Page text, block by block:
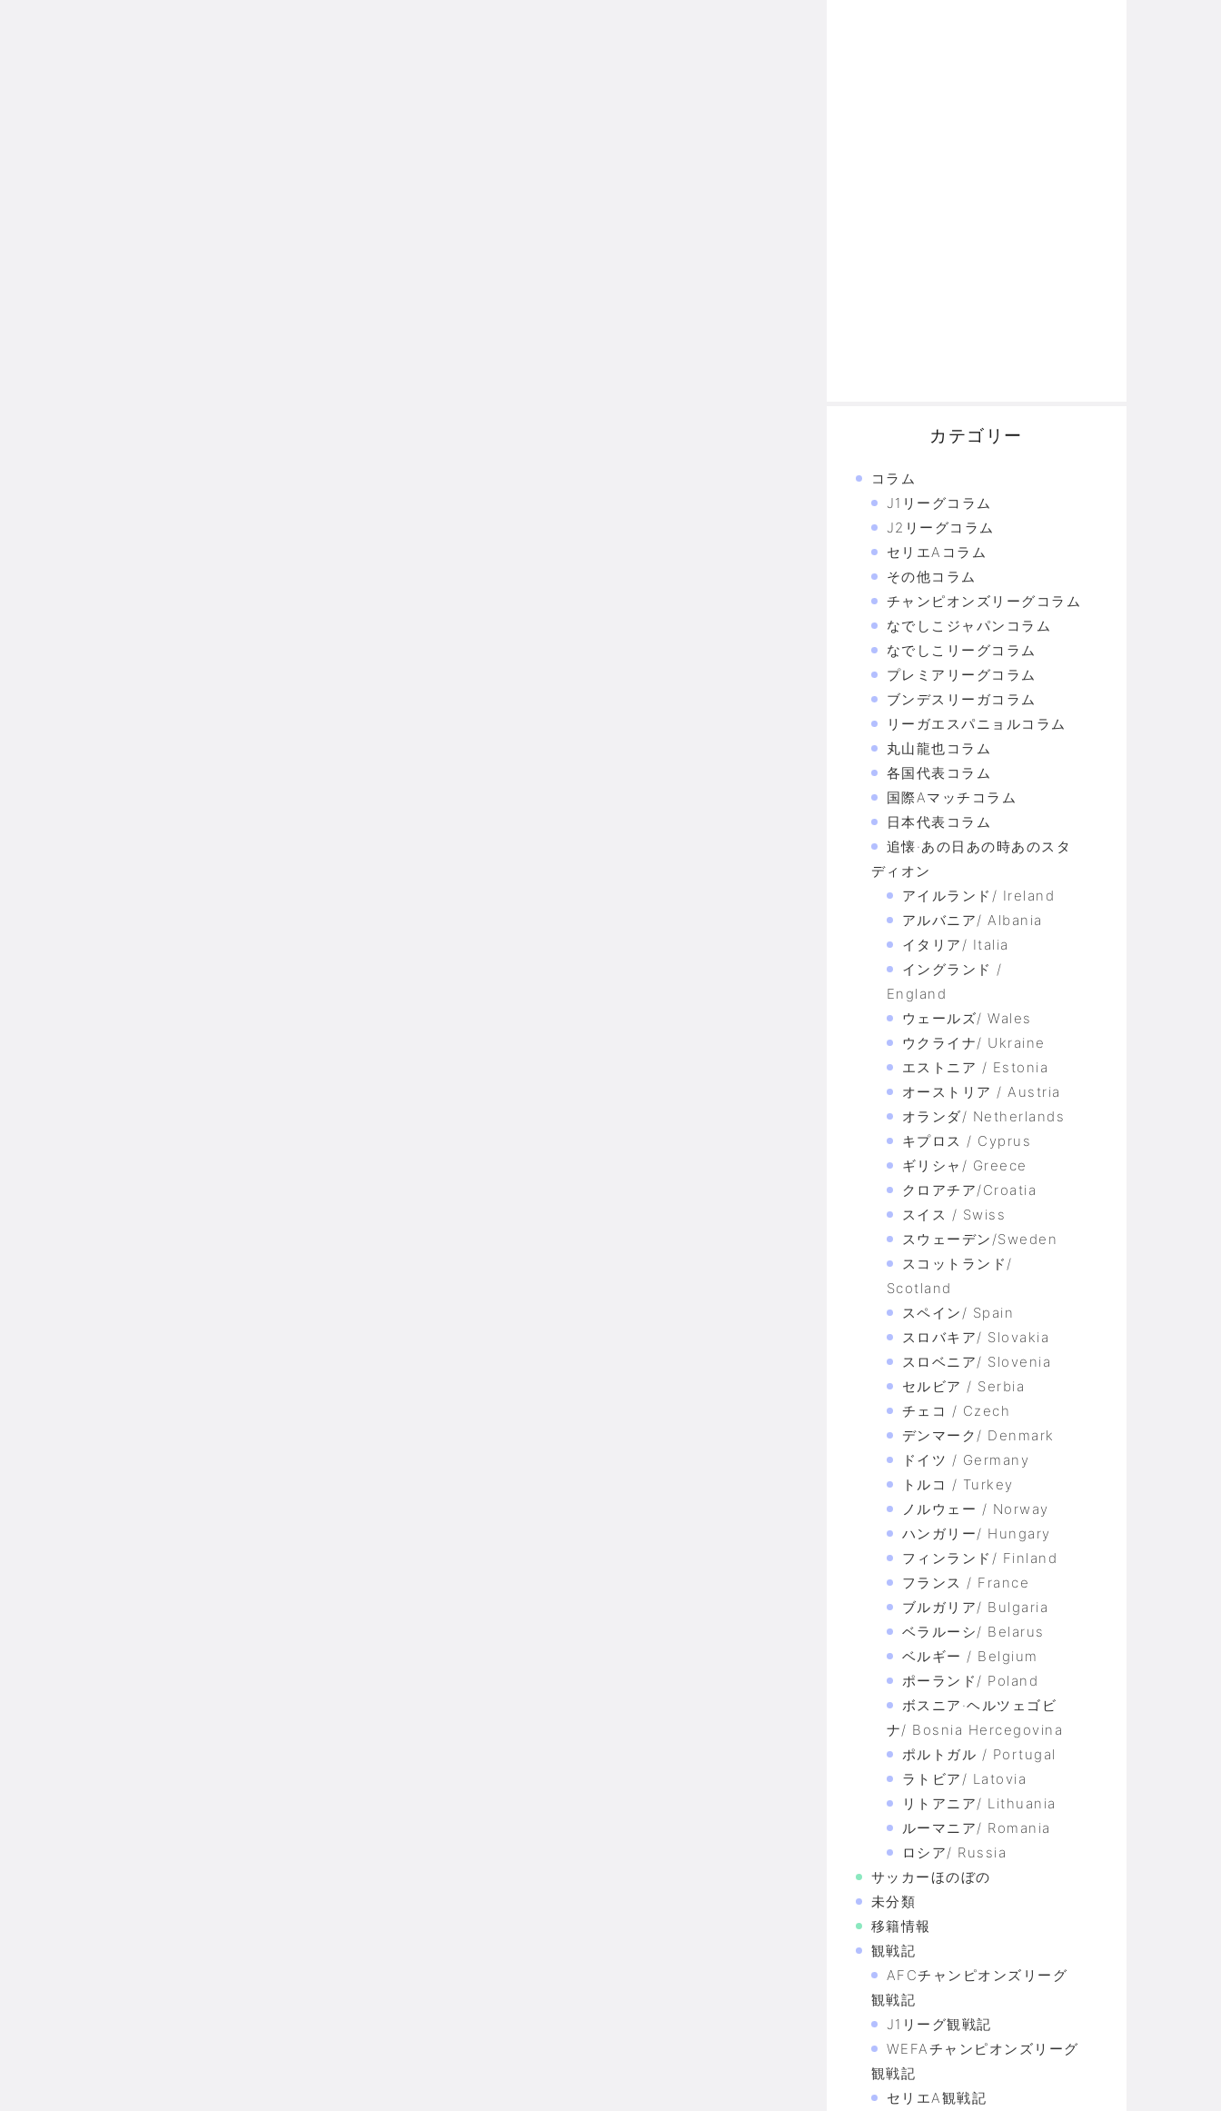
カテゴリー
コラム
J1リーグコラム
J2リーグコラム
セリエAコラム
その他コラム
チャンピオンズリーグコラム
なでしこジャパンコラム
なでしこリーグコラム
プレミアリーグコラム
ブンデスリーガコラム
リーガエスパニョルコラム
丸山龍也コラム
各国代表コラム
国際Aマッチコラム
日本代表コラム
追懐·あの日あの時あのスタ
ディオン
アイルランド/ Ireland
アルバニア/ Albania
イタリア/ Italia
イングランド /
England
ウェールズ/ Wales
ウクライナ/ Ukraine
エストニア / Estonia
オーストリア / Austria
オランダ/ Netherlands
キプロス / Cyprus
ギリシャ/ Greece
クロアチア/Croatia
スイス / Swiss
スウェーデン/Sweden
スコットランド/
Scotland
スペイン/ Spain
スロバキア/ Slovakia
スロベニア/ Slovenia
セルビア / Serbia
チェコ / Czech
デンマーク/ Denmark
ドイツ / Germany
トルコ / Turkey
ノルウェー / Norway
ハンガリー/ Hungary
フィンランド/ Finland
フランス / France
ブルガリア/ Bulgaria
ベラルーシ/ Belarus
ベルギー / Belgium
ポーランド/ Poland
ボスニア·ヘルツェゴビ
ナ/ Bosnia Hercegovina
ポルトガル / Portugal
ラトビア/ Latovia
リトアニア/ Lithuania
ルーマニア/ Romania
ロシア/ Russia
サッカーほのぼの
未分類
移籍情報
観戦記
AFCチャンピオンズリーグ
観戦記
J1リーグ観戦記
WEFAチャンピオンズリーグ
観戦記
セリエA観戦記